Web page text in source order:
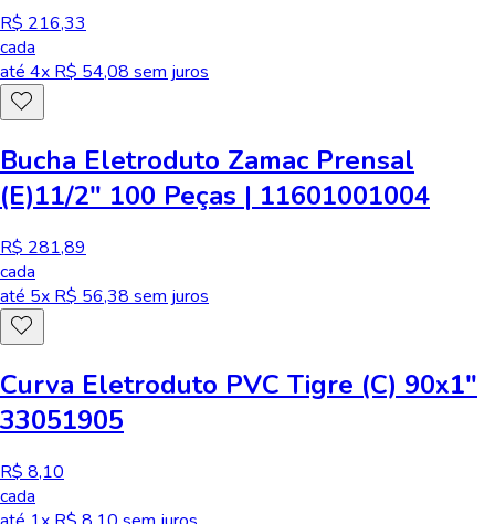
R$ 216,33
cada
até 4x R$ 54,08 sem juros
Bucha Eletroduto Zamac Prensal
(E)11/2" 100 Peças | 11601001004
R$ 281,89
cada
até 5x R$ 56,38 sem juros
Curva Eletroduto PVC Tigre (C) 90x1"
33051905
R$ 8,10
cada